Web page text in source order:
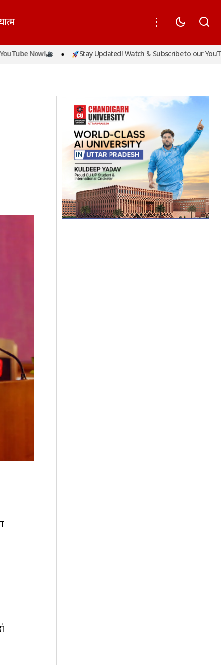
पर छलके
आजमगढ़ विश्वविद्यालय का नाम राजा सुहेलदेव के
Stay Updated! Watch & Subscribe to our YouTube